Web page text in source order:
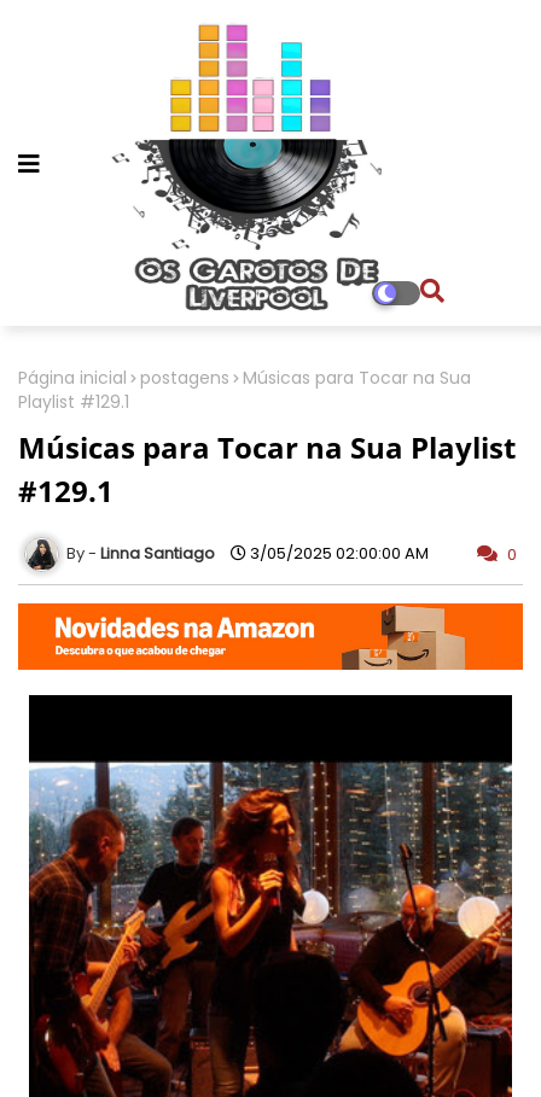
Página inicial postagens
Músicas para Tocar na Sua
Playlist #129.1
Músicas para Tocar na Sua Playlist
#129.1
Linna Santiago 3/05/2025 02:00:00 AM 0